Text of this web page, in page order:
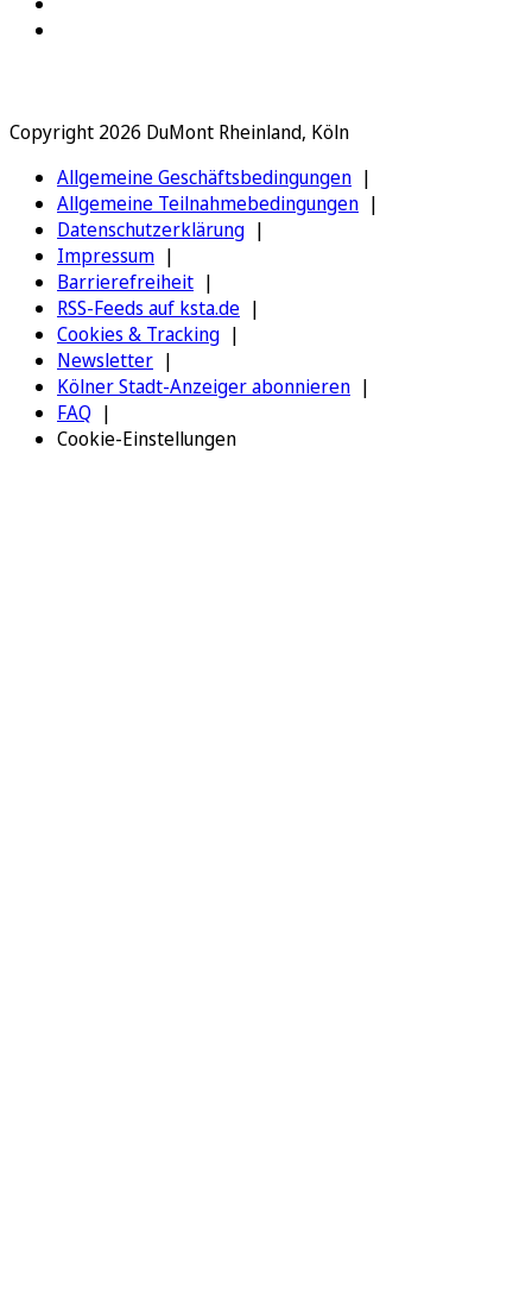
Copyright 2026 DuMont Rheinland, Köln
Allgemeine Geschäftsbedingungen
Allgemeine Teilnahmebedingungen
Datenschutzerklärung
Impressum
Barrierefreiheit
RSS-Feeds auf ksta.de
Cookies & Tracking
Newsletter
Kölner Stadt-Anzeiger abonnieren
FAQ
Cookie-Einstellungen